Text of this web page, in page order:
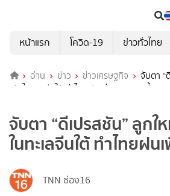
หน้าแรก
โควิด-19 ข่าวทั่วไทย
อ่าน ข่าว ข่าวเศรษฐกิจ
จับตา “
แล้วในทะเลจีนใต้ ทำไทยฝนเพิ่ม 4-7 ก.ค.นี้
จับตา “ดีเปรสชัน” ลูก
ในทะเลจีนใต้ ทำไทยฝ
TNN ช่อง16